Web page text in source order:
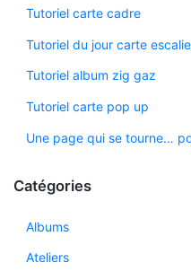
Tutoriel carte cadre
Tutoriel du jour carte
Tutoriel album zig gaz
Tutoriel carte pop up
Une page qui se tourne…
Catégories
Albums
Ateliers